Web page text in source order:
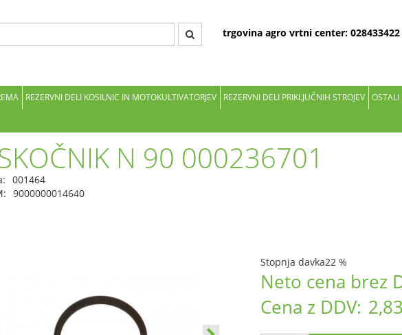
trgovina agro vrtni center: 028433422
REZERVNI DELI KOSILNIC IN MOTOKULTIVATORJEV REZERVNI DELI PRIKLJUČNIH STROJEV OSTALI
N 90 000236701
001464
9000000014640
Stopnja davka22 %
Neto cena brez
Cena z DDV: